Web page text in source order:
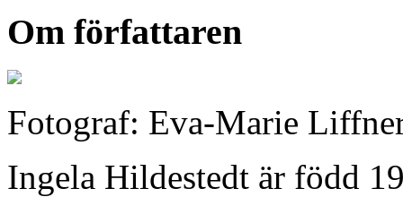
Om författaren
Fotograf: Eva-Marie
Ingela Hildestedt är född